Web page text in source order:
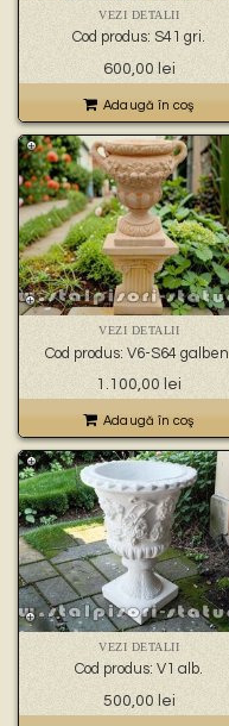
VEZI DETALII
Cod produs: S41 gri.
600,00 lei
Adaugă în coş
VEZI DETALII
Cod produs: V6-S64 galben.
1.100,00 lei
Adaugă în coş
VEZI DETALII
Cod produs: V1 alb.
500,00 lei